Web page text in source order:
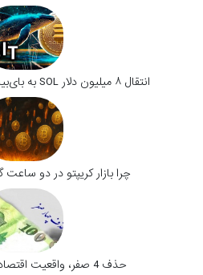
انتقال ۸ میلیون دلار SOL به بای‌بیت و سناریوهای قیمت!
چرا بازار کریپتو در دو
حذف 4 صفر، واقعیت اقتصاد را تغییر نمی‌دهد